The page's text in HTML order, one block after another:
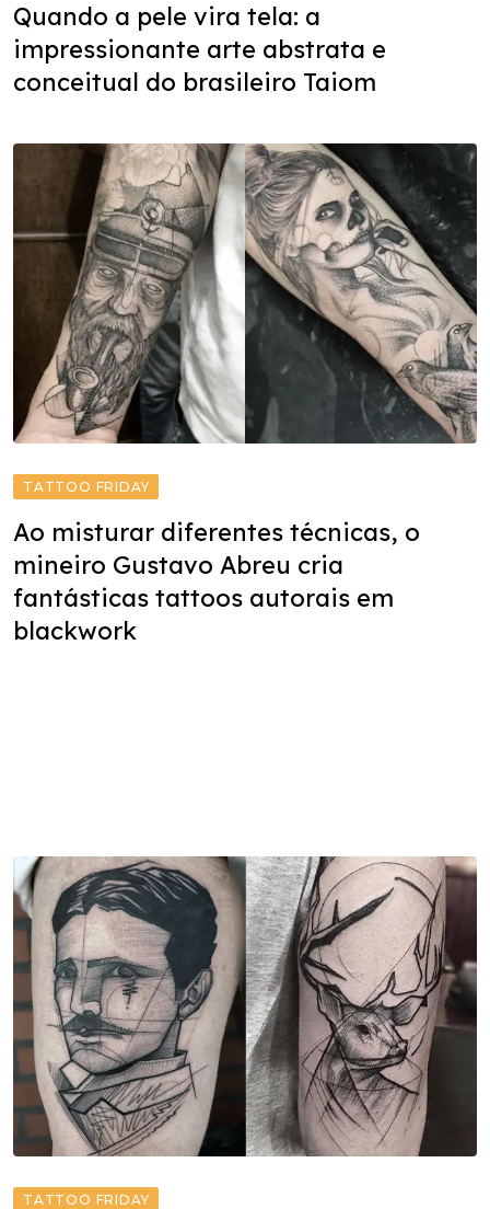
Quando a pele vira tela: a
impressionante arte abstrata e
conceitual do brasileiro Taiom
TATTOO FRIDAY
Ao misturar diferentes técnicas, o
mineiro Gustavo Abreu cria
fantásticas tattoos autorais em
blackwork
TATTOO FRIDAY